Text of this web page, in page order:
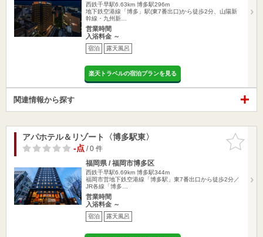
西鉄千早駅6.63km 博多駅296m
地下鉄空港線「博多」駅(東7番出口)から徒歩2分、山陽新
幹線・九州新…
営業時間
入浴料金 ～
宿泊 露天風呂
楽天トラベルの宿泊プランを見る
関連情報から探す
お気に入
りに追加
アパホテル＆リゾート〈博多駅東〉
-点/ 0 件
福岡県 / 福岡市博多区
西鉄千早駅6.69km 博多駅344m
福岡市営地下鉄空港線「博多駅」東7番出口から徒歩2分／
JR各線「博多…
営業時間
入浴料金 ～
宿泊 露天風呂